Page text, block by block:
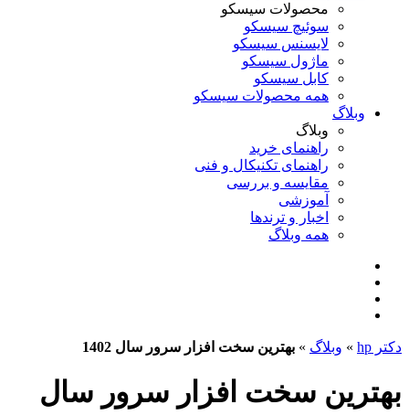
محصولات سیسکو
سوئیچ سیسکو
لایسنس سیسکو
ماژول سیسکو
کابل سیسکو
همه محصولات سیسکو
وبلاگ
وبلاگ
راهنمای خرید
راهنمای تکنیکال و فنی
مقایسه و بررسی
آموزشی
اخبار و ترندها
همه وبلاگ
دکتر hp » وبلاگ » بهترین سخت افزار سرور سال 1402
بهترین سخت افزار سرور سال